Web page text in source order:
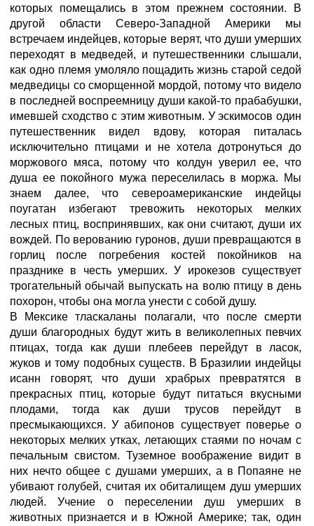
которых помещались в этом прежнем состоянии. В
другой области Северо-Западной Америки мы
встречаем индейцев, которые верят, что души умерших
переходят в медведей, и путешественники слышали,
как одно племя умоляло пощадить жизнь старой седой
медведицы со сморщенной мордой, потому что видело
в последней воспреемницу души какой-то прабабушки,
имевшей сходство с этим животным. У эскимосов один
путешественник видел вдову, которая питалась
исключительно птицами и не хотела дотронуться до
моржового мяса, потому что колдун уверил ее, что
душа ее покойного мужа переселилась в моржа. Мы
знаем далее, что североамериканские индейцы
поугатан избегают тревожить некоторых мелких
лесных птиц, воспринявших, как они считают, души их
вождей. По верованию гуронов, души превращаются в
горлиц после погребения костей покойников на
празднике в честь умерших. У ирокезов существует
трогательный обычай выпускать на волю птицу в день
похорон, чтобы она могла унести с собой душу.
В Мексике тласкаланы полагали, что после смерти
души благородных будут жить в великолепных певчих
птицах, тогда как души плебеев перейдут в ласок,
жуков и тому подобных существ. В Бразилии индейцы
исанн говорят, что души храбрых превратятся в
прекрасных птиц, которые будут питаться вкусными
плодами, тогда как души трусов перейдут в
пресмыкающихся. У абипонов существует поверье о
некоторых мелких утках, летающих стаями по ночам с
печальным свистом. Туземное воображение видит в
них нечто общее с душами умерших, а в Попаяне не
убивают голубей, считая их обиталищем душ умерших
людей. Учение о переселении душ умерших в
животных признается и в Южной Америке; так, один